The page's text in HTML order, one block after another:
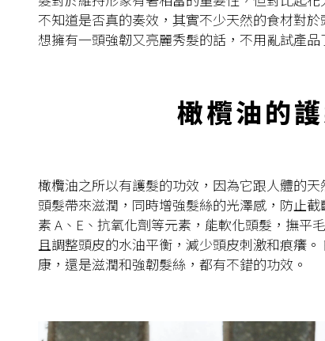
不知道是否真的奏效，其實不少天然的食材對
想擁有一頭強韌又亮麗秀髮的話，不用亂試產品
橄欖油的
橄欖油之所以有護髮的功效，因為它跟人體的
頭髮帶來滋潤，同時增強髮絲的光澤感，防止
素 A、E、抗氧化劑等元素，能軟化頭髮，撫平
且調整頭皮的水油平衡，減少頭皮刺激和痕癢
康，還是滋潤和強韌髮絲，都有不錯的功效。